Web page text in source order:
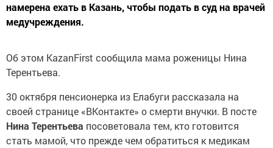
намерена ехать в Казань, чтобы подать в суд на врачей
медучреждения.
Об этом KazanFirst сообщила мама роженицы Нина
Терентьева.
30 октября пенсионерка из Елабуги рассказала на
своей странице «ВКонтакте» о смерти внучки. В посте
Нина Терентьева посоветовала тем, кто готовится
стать мамой, что прежде чем обратиться к медикам